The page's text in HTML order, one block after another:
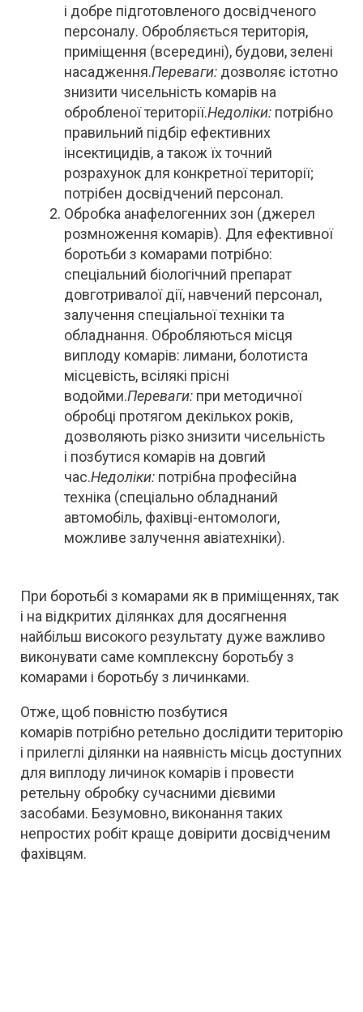
і добре підготовленого досвідченого
персоналу. Обробляється територія,
приміщення (всередині), будови, зелені
насадження.Переваги: ​​ дозволяє істотно
знизити чисельність комарів на
обробленої території.Недоліки: потрібно
правильний підбір ефективних
інсектицидів, а також їх точний
розрахунок для конкретної території;
потрібен досвідчений персонал.
Обробка анафелогенних зон (джерел
розмноження комарів). Для ефективної
боротьби з комарами потрібно:
спеціальний біологічний препарат
довготривалої дії, навчений персонал,
залучення спеціальної техніки та
обладнання. Обробляються місця
виплоду комарів: лимани, болотиста
місцевість, всілякі прісні
водойми.Переваги: при методичної
обробці протягом декількох років,
дозволяють різко знизити чисельність
і позбутися комарів на довгий
час.Недоліки: потрібна професійна
техніка (спеціально обладнаний
автомобіль, фахівці-ентомологи,
можливе залучення авіатехніки).
При боротьбі з комарами як в приміщеннях, так
і на відкритих ділянках для досягнення
найбільш високого результату дуже важливо
виконувати саме комплексну боротьбу з
комарами і боротьбу з личинками.
Отже, щоб повністю позбутися
комарів потрібно ретельно дослідити територію
і прилеглі ділянки на наявність місць доступних
для виплоду личинок комарів і провести
ретельну обробку сучасними дієвими
засобами. Безумовно, виконання таких
непростих робіт краще довірити досвідченим
фахівцям.